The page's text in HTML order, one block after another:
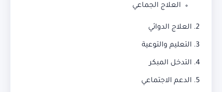
العلاج الجماعي
العلاج الدوائي
التعليم والتوعية
التدخل المبكر
الدعم الاجتماعي